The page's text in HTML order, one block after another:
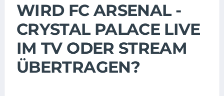
WIRD FC ARSENAL -
CRYSTAL PALACE LIVE
IM TV ODER STREAM
ÜBERTRAGEN?